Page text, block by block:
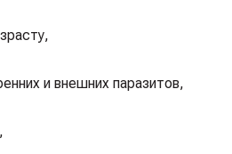
и внешних паразитов,